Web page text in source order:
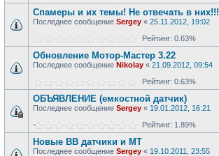
Спамеры и их темы! Не отвечать в них!!!
Последнее сообщение Sergey « 25.11.2012, 19:02
Рейтинг: 0.63%
Обновление Мотор-Мастер 3.22
Последнее сообщение Nikolay « 21.09.2012, 09:54
Рейтинг: 0.63%
ОБЪЯВЛЕНИЕ (емкостной датчик)
Последнее сообщение Sergey « 19.01.2012, 16:21
Рейтинг: 1.89%
Новые ВВ датчики и МТ
Последнее сообщение Sergey « 19.10.2011, 23:55